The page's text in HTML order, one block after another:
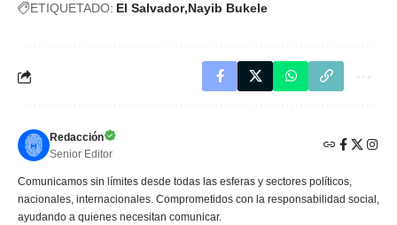
ETIQUETADO: El Salvador Nayib Bukele
Redacción
Senior Editor
Comunicamos sin límites desde todas las esferas y sectores políticos,
nacionales, internacionales. Comprometidos con la responsabilidad social,
ayudando a quienes necesitan comunicar.